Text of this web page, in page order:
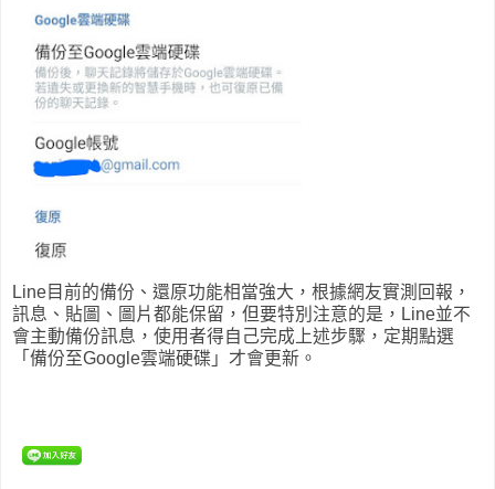
Line目前的備份、還原功能相當強大，根據網友實測回報，
訊息、貼圖、圖片都能保留，但要特別注意的是，Line並不
會主動備份訊息，使用者得自己完成上述步驟，定期點選
「備份至Google雲端硬碟」才會更新。